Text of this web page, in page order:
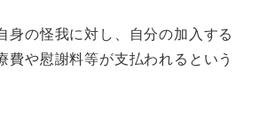
の怪我に対し、自分の加入する
費や慰謝料等が支払われるという